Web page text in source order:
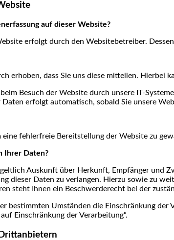
auf dieser Website?
erfolgt durch den Websitebetreiber.
erhoben, dass Sie uns diese mitteilen. Hierbei
Besuch der Website durch unsere IT-
erfolgt automatisch, sobald Sie unsere
eine fehlerfreie Bereitstellung der Website zu
Ihrer Daten?
Auskunft über Herkunft, Empfänger und
dieser Daten zu verlangen. Hierzu sowie zu
steht Ihnen ein Beschwerderecht bei der
bestimmten Umständen die Einschränkung
Einschränkung der Verarbeitung“.